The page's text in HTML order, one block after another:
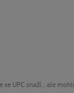
UPC snaží... ale